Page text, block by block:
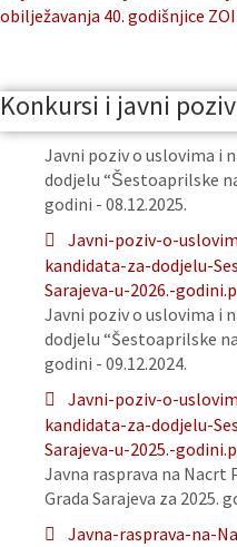
obilježavanja 40. godišnjice ZOI
Konkursi i javni
Javni poziv o uslovima i
dodjelu “Šestoaprilske
godini - 08.12.2025.
Javni-poziv-o-
kandidata-za-dodjelu-
Sarajeva-u-2026.-
Javni poziv o uslovima i
dodjelu “Šestoaprilske
godini - 09.12.2024.
Javni-poziv-o-
kandidata-za-dodjelu-
Sarajeva-u-2025.-
Javna rasprava na Nacrt
Grada Sarajeva za 2025.
Javna-rasprava-na-